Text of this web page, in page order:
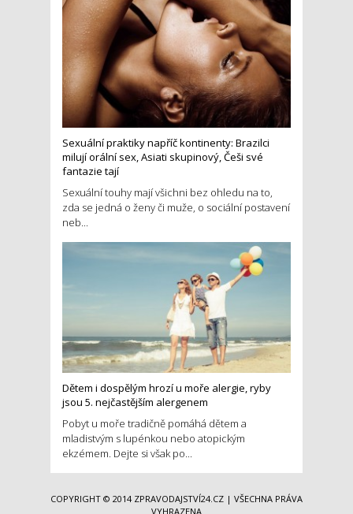
Sexuální praktiky napříč kontinenty: Brazilci
milují orální sex, Asiati skupinový, Češi své
fantazie tají
Sexuální touhy mají všichni bez ohledu na to,
zda se jedná o ženy či muže, o sociální postavení
neb...
Dětem i dospělým hrozí u moře alergie, ryby
jsou 5. nejčastějším alergenem
Pobyt u moře tradičně pomáhá dětem a
mladistvým s lupénkou nebo atopickým
ekzémem. Dejte si však po...
COPYRIGHT © 2014 ZPRAVODAJSTVÍ24.CZ | VŠECHNA PRÁVA
VYHRAZENA